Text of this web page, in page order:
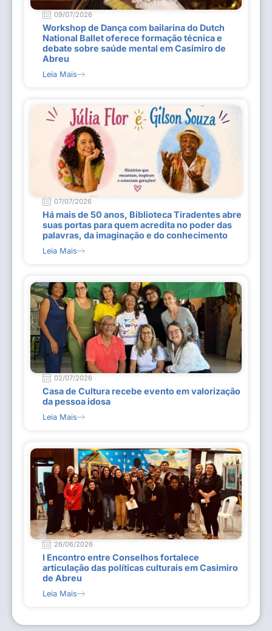
09/07/2026
Workshop de Dança com bailarina do Dutch
National Ballet oferece formação técnica e
debate sobre saúde mental em Casimiro de
Abreu
Leia Mais
07/07/2026
Há mais de 50 anos, Biblioteca Tiradentes abre
suas portas para quem acredita no poder das
palavras, da imaginação e do conhecimento
Leia Mais
02/07/2026
Casa de Cultura recebe evento em valorização
da pessoa idosa
Leia Mais
26/06/2026
I Encontro entre Conselhos fortalece
articulação das políticas culturais em Casimiro
de Abreu
Leia Mais